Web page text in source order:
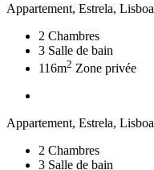
Appartement, Estrela, Lisboa
2 Chambres
3 Salle de bain
116m2 Zone privée
Appartement, Estrela, Lisboa
2 Chambres
3 Salle de bain